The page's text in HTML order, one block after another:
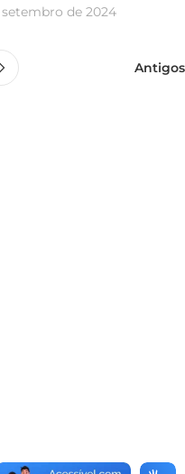
de 2024
Antigos